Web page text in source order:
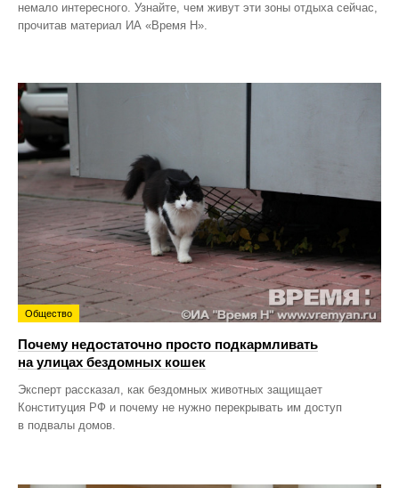
немало интересного. Узнайте, чем живут эти зоны отдыха сейчас,
прочитав материал ИА «Время Н».
Общество
Почему недостаточно просто подкармливать
на улицах бездомных кошек
Эксперт рассказал, как бездомных животных защищает
Конституция РФ и почему не нужно перекрывать им доступ
в подвалы домов.